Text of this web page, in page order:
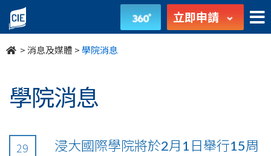
undefined 立即申請
>消息及媒體 >學院消息
學院消息
29
浸大國際學院將於2月1日舉行15周